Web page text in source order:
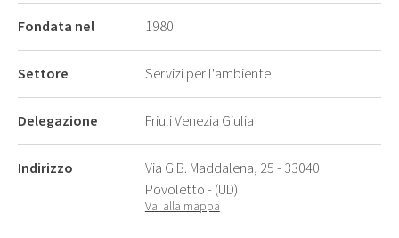
Fondata nel 1980
Settore Servizi per l'ambiente
Delegazione Friuli Venezia Giulia
Indirizzo
Via G.B. Maddalena, 25 - 33040
Povoletto - (UD)
Vai alla mappa